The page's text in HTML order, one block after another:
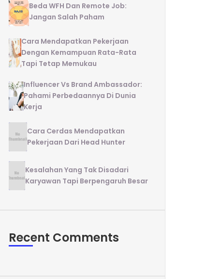
Beda WFH Dan Remote Job:
Jangan Salah Paham
Cara Mendapatkan Pekerjaan
Dengan Kemampuan Rata-Rata
Tapi Tetap Memukau
Influencer Vs Brand Ambassador:
Pahami Perbedaannya Di Dunia
Kerja
Cara Cerdas Mendapatkan
Pekerjaan Dari Head Hunter
Kesalahan Yang Tak Disadari
Karyawan Tapi Berpengaruh Besar
Recent Comments